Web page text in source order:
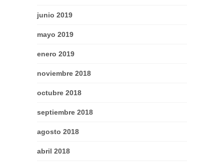
junio 2019
mayo 2019
enero 2019
noviembre 2018
octubre 2018
septiembre 2018
agosto 2018
abril 2018